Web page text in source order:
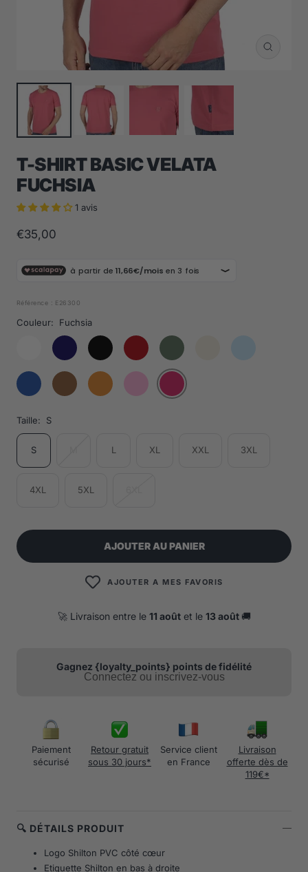
Zoom
T-SHIRT BASIC VELATA
FUCHSIA
1 avis
Prix
vente
€35,00
Référence : E26300
Couleur: Fuchsia
Taille: S
S L XL XXL 3XL
4XL 5XL
AJOUTER AU PANIER
AJOUTER A MES FAVORIS
🚀 Livraison entre le 11 aoûtet le 13 août 🚚
Gagnez {loyalty_points} points de fidélité
Connectez ou inscrivez-vous
Paiement
sécurisé
Retour gratuit
sous 30 jours*
Service client
en France
Livraison
offerte dès de
119€*
🔍 DÉTAILS PRODUIT
Logo Shilton PVC côté cœur
Etiquette Shilton en bas à droite